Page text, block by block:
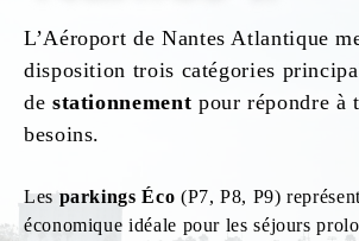
L’Aéroport de Nantes Atlantique
disposition trois catégories
de stationnement pour répondre à
besoins.
Les parkings Éco (P7, P8, P9)
économique idéale pour les séjours